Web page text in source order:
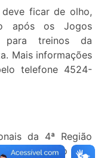
deve ficar de olho,
após os Jogos
para treinos da
Mais informações
telefone 4524-
da 4ª Região
promovido pela